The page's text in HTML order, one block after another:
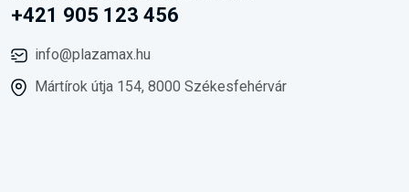
+421 905 123 456
info@plazamax.hu
Mártírok útja 154, 8000 Székesfehérvár